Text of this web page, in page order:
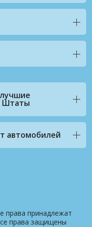
Штаты
автомобилей
права принадлежат
права защищены